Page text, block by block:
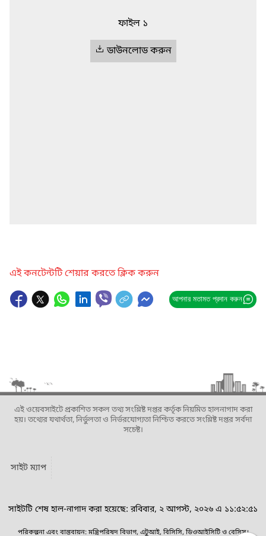
ফাইল ১
ডাউনলোড করুন
এই কনটেন্টটি শেয়ার করতে ক্লিক করুন
আপনার মতামত প্রদান করুন
এই ওয়েবসাইটে প্রকাশিত সকল তথ্য সংশ্লিষ্ট দপ্তর কর্তৃক নিয়মিত হালনাগাদ করা
হয়। তথ্যের যথার্থতা, নির্ভুলতা ও নির্ভরযোগ্যতা নিশ্চিত করতে সংশ্লিষ্ট দপ্তর সর্বদা
সচেষ্ট।
সাইট ম্যাপ
সাইটটি শেষ হাল-নাগাদ করা হয়েছে: রবিবার, ২ আগস্ট, ২০২৬ এ ১১:৫২:৫১
পরিকল্পনা এবং বাস্তবায়ন: মন্ত্রিপরিষদ বিভাগ, এটুআই, বিসিসি, ডিওআইসিটি ও বেসিস।